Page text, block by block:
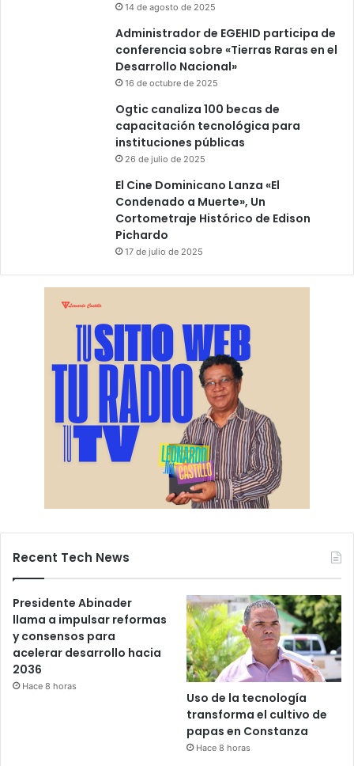
14 de agosto de 2025
Administrador de EGEHID participa de
conferencia sobre «Tierras Raras en el
Desarrollo Nacional»
16 de octubre de 2025
Ogtic canaliza 100 becas de
capacitación tecnológica para
instituciones públicas
26 de julio de 2025
El Cine Dominicano Lanza «El
Condenado a Muerte», Un
Cortometraje Histórico de Edison
Pichardo
17 de julio de 2025
Recent Tech News
Presidente Abinader
llama a impulsar reformas
y consensos para
acelerar desarrollo hacia
2036
Hace 8 horas
Uso de la tecnología
transforma el cultivo de
papas en Constanza
Hace 8 horas